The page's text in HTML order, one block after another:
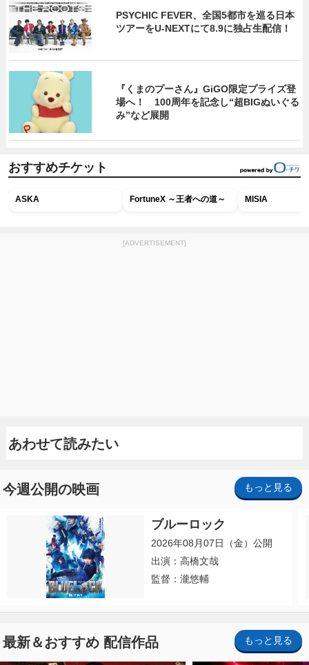
PSYCHIC FEVER、全国5都市を巡る日本
ツアーをU‐NEXTにて8.9に独占生配信！
『くまのプーさん』GiGO限定プライズ登
場へ！ 100周年を記念し“超BIGぬいぐる
み”など展開
おすすめチケット
ASKA FortuneX ～王者への道～ MISIA
[ADVERTISEMENT]
あわせて読みたい
今週公開の映画 もっと見る
ブルーロック
2026年08月07日（金）公開
出演：高橋文哉
監督：瀧悠輔
最新＆おすすめ 配信作品 もっと見る